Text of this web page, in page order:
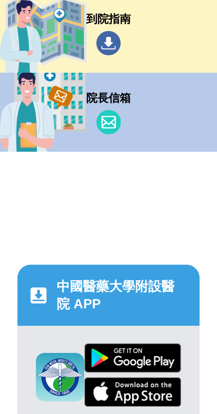
到院指南
院長信箱
中國醫藥大學附設醫
院 APP